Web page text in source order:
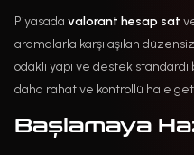
Piyasada valorant hesap sat
aramalarla karşılaşılan
odaklı yapı ve destek standardı
daha rahat ve kontrollü hale
Başlamaya